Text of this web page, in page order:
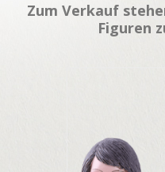
Zum Verkauf
Figuren